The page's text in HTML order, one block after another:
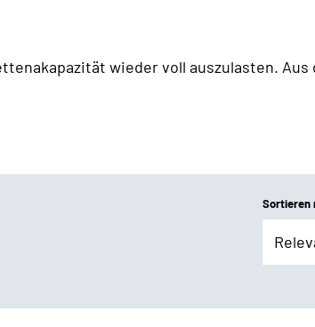
wieder voll auszulasten. Aus
Sortieren